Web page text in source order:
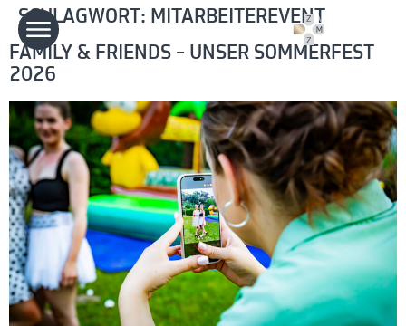
SCHLAGWORT: MITARBEITEREVENT
FAMILY & FRIENDS – UNSER SOMMERFEST
2026